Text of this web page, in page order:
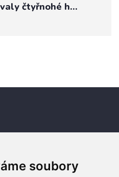
soubory
čtyřnohé h…